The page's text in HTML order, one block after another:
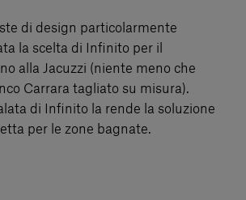
di design particolarmente
la scelta di Infinito per il
alla Jacuzzi (niente meno che
Carrara tagliato su misura).
di Infinito la rende la soluzione
per le zone bagnate.